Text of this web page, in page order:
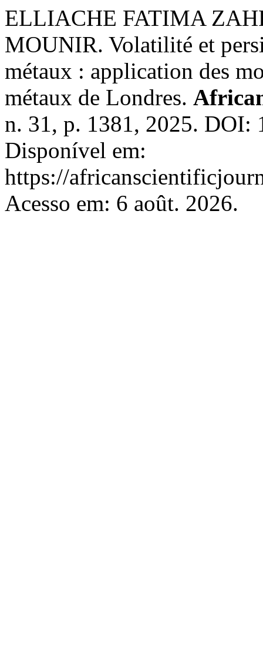
ELLIACHE FATIMA
MOUNIR. Volatilité et
métaux : application des
métaux de Londres.
n. 31, p. 1381, 2025. DOI:
Disponível em:
https://
Acesso em: 6 août. 2026.